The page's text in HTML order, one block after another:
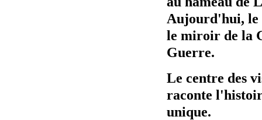
Aujourd'hui, le
le miroir de la
Guerre.
Le centre des
raconte
unique.